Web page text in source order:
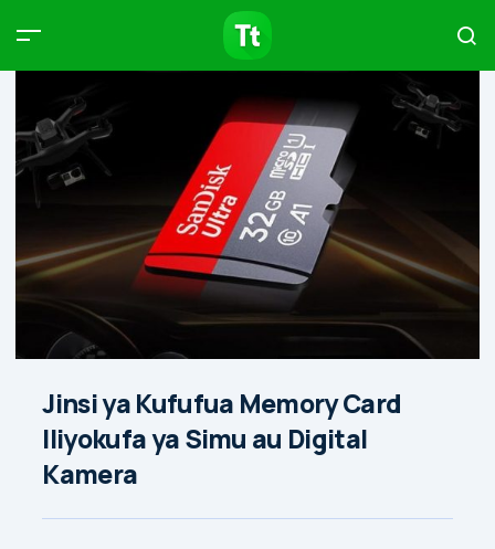
Jinsi ya Kufufua Memory Card
Iliyokufa ya Simu au Digital
Kamera
Products Articles
Type to start searching…